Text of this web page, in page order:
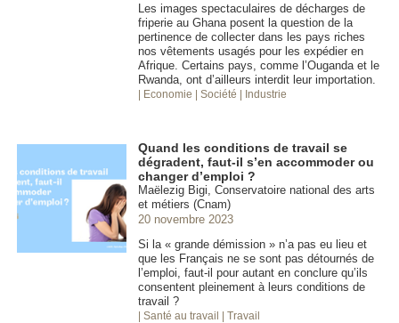
Les images spectaculaires de décharges de
friperie au Ghana posent la question de la
pertinence de collecter dans les pays riches
nos vêtements usagés pour les expédier en
Afrique. Certains pays, comme l’Ouganda et le
Rwanda, ont d’ailleurs interdit leur importation.
| Economie | Société | Industrie
Quand les conditions de travail se
dégradent, faut-il s’en accommoder ou
changer d’emploi ?
Maëlezig Bigi, Conservatoire national des arts
et métiers (Cnam)
20 novembre 2023
Si la « grande démission » n’a pas eu lieu et
que les Français ne se sont pas détournés de
l’emploi, faut-il pour autant en conclure qu’ils
consentent pleinement à leurs conditions de
travail ?
| Santé au travail | Travail